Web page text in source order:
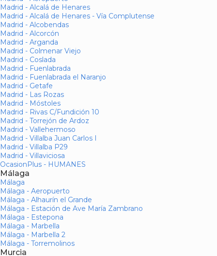
Madrid - Alcalá de Henares
Madrid - Alcalá de Henares - Vía Complutense
Madrid - Alcobendas
Madrid - Alcorcón
Madrid - Arganda
Madrid - Colmenar Viejo
Madrid - Coslada
Madrid - Fuenlabrada
Madrid - Fuenlabrada el Naranjo
Madrid - Getafe
Madrid - Las Rozas
Madrid - Móstoles
Madrid - Rivas C/Fundición 10
Madrid - Torrejón de Ardoz
Madrid - Vallehermoso
Madrid - Villalba Juan Carlos I
Madrid - Villalba P29
Madrid - Villaviciosa
OcasionPlus - HUMANES
Málaga
Málaga
Málaga - Aeropuerto
Málaga - Alhaurín el Grande
Málaga - Estación de Ave María Zambrano
Málaga - Estepona
Málaga - Marbella
Málaga - Marbella 2
Málaga - Torremolinos
Murcia